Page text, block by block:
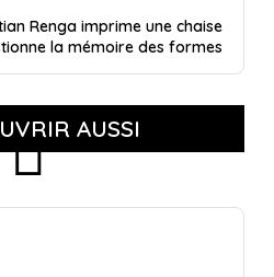
Renga imprime une chaise
la mémoire des formes
AUSSI